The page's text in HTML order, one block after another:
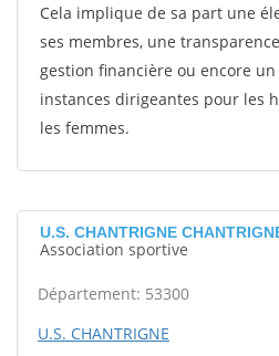
Cela implique de sa part une
ses membres, une
gestion financière ou encore un
instances dirigeantes pour les
les femmes.
U.S. CHANTRIGNE
Association sportive
Département: 53300
U.S. CHANTRIGNE